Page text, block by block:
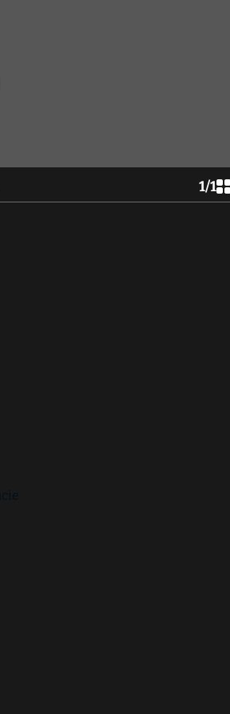
1/1